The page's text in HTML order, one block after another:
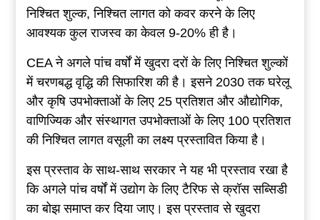
निश्चित शुल्क, निश्चित लागत को कवर करने के लिए
आवश्यक कुल राजस्व का केवल 9-20% ही है।
CEA ने अगले पांच वर्षों में खुदरा दरों के लिए निश्चित शुल्कों
में चरणबद्ध वृद्धि की सिफारिश की है। इसने 2030 तक घरेलू
और कृषि उपभोक्ताओं के लिए 25 प्रतिशत और औद्योगिक,
वाणिज्यिक और संस्थागत उपभोक्ताओं के लिए 100 प्रतिशत
की निश्चित लागत वसूली का लक्ष्य प्रस्तावित किया है।
इस प्रस्ताव के साथ-साथ सरकार ने यह भी प्रस्ताव रखा है
कि अगले पांच वर्षों में उद्योग के लिए टैरिफ से क्रॉस सब्सिडी
का बोझ समाप्त कर दिया जाए। इस प्रस्ताव से खुदरा